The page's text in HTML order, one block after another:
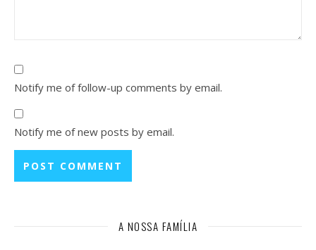
Notify me of follow-up comments by email.
Notify me of new posts by email.
A NOSSA FAMÍLIA